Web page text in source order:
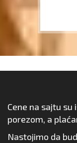
Cene na sajtu
porezom, a
Nastojimo da